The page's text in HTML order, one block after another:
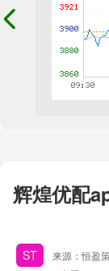
辉煌优配
ST 来源：恒盈